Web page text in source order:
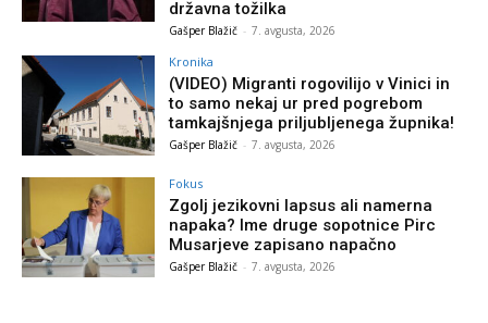
državna tožilka
Gašper Blažič - 7. avgusta, 2026
Kronika
(VIDEO) Migranti rogovilijo v Vinici in
to samo nekaj ur pred pogrebom
tamkajšnjega priljubljenega župnika!
Gašper Blažič - 7. avgusta, 2026
Fokus
Zgolj jezikovni lapsus ali namerna
napaka? Ime druge sopotnice Pirc
Musarjeve zapisano napačno
Gašper Blažič - 7. avgusta, 2026